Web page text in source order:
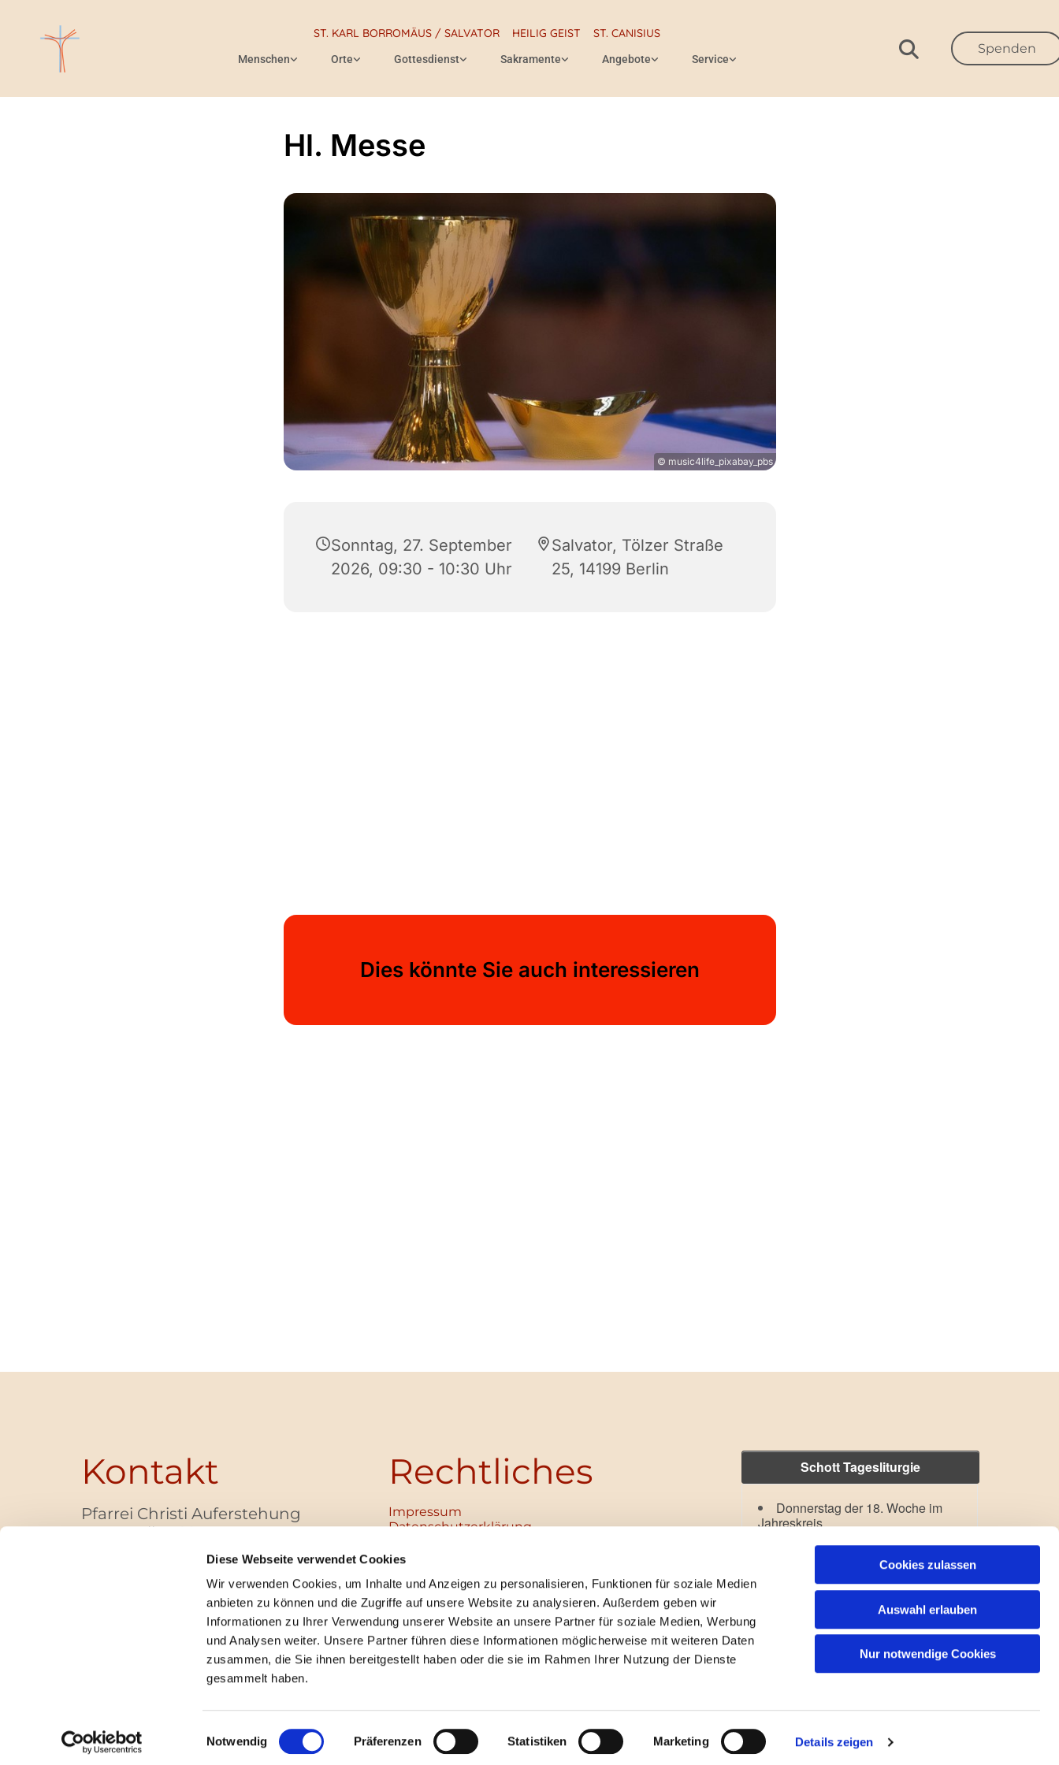
Diese Webseite verwendet Cookies
Wir verwenden Cookies, um Inhalte und Anzeigen zu personalisieren, Funktionen für soziale Medien
anbieten zu können und die Zugriffe auf unsere Website zu analysieren. Außerdem geben wir
Informationen zu Ihrer Verwendung unserer Website an unsere Partner für soziale Medien, Werbung
und Analysen weiter. Unsere Partner führen diese Informationen möglicherweise mit weiteren Daten
zusammen, die Sie ihnen bereitgestellt haben oder die sie im Rahmen Ihrer Nutzung der Dienste
gesammelt haben.
Einwilligungsauswahl
Notwendig Präferenzen Statistiken Marketing Details zeigen
Cookies zulassen
Auswahl erlauben
Nur notwendige Cookies
ST. KARL BORROMÄUS / SALVATOR HEILIG GEIST ST. CANISIUS
Menschen Orte Gottesdienst Sakramente Angebote Service
Spenden
Hl. Messe
© music4life_pixabay_pbs
Sonntag, 27. September
2026, 09:30 - 10:30 Uhr
Salvator, Tölzer Straße
25, 14199 Berlin
Dies könnte Sie auch interessieren
Kontakt
Pfarrei Christi Auferstehung
Bayernallee 28
+49 (0)30 / 30 00 03 -40
pfarrbuero@christi-auferstehung.net
IBAN DE62 3706 0193 6006 9310 04
Rechtliches
Impressum
Datenschutz­erklärung
Institutionelles Schutzkonzept
Unabhängige Ansprechpersonen
Digitales Hinweisgebersystem
Schott Tagesliturgie
Donnerstag der 18. Woche im
Jahreskreis
Lesejahr: A II, Stb: II. Woche
Impressum ChurchDesk-Login